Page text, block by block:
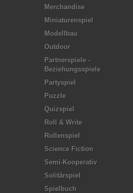
Merchandise
Miniaturenspiel
Modellbau
Outdoor
Partnerspiele -
Beziehungsspiele
Partyspiel
Puzzle
Quizspiel
Roll & Write
Rollenspiel
Science Fiction
Semi-Kooperativ
Solitärspiel
Spielbuch